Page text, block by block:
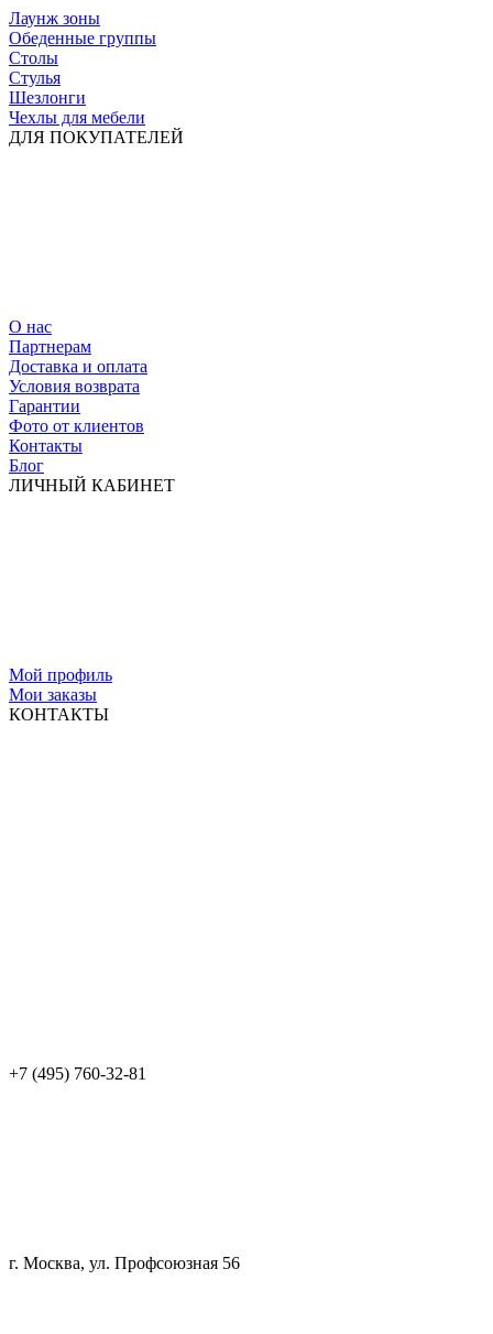
Лаунж зоны
Обеденные группы
Столы
Стулья
Шезлонги
Чехлы для мебели
ДЛЯ ПОКУПАТЕЛЕЙ
О нас
Партнерам
Доставка и оплата
Условия возврата
Гарантии
Фото от клиентов
Контакты
Блог
ЛИЧНЫЙ КАБИНЕТ
Мой профиль
Мои заказы
КОНТАКТЫ
+7 (495) 760-32-81
г. Москва, ул. Профсоюзная 56